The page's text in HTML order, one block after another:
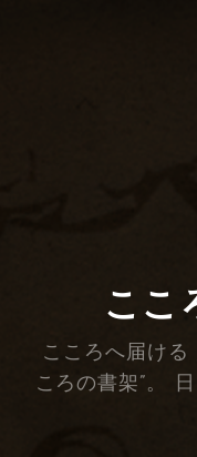
ここ
こころへ届け
ころの書架”。